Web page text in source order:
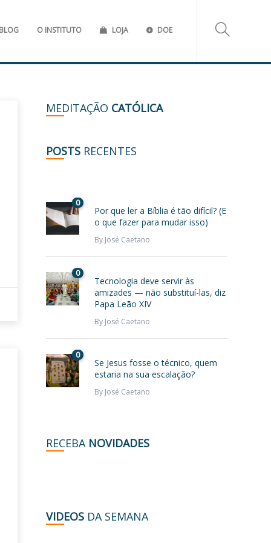
BLOG O INSTITUTO LOJA DOE
MEDITAÇÃO CATÓLICA
POSTS RECENTES
0
Por que ler a Bíblia é tão difícil? (E
o que fazer para mudar isso)
By José Caetano
0
Tecnologia deve servir às
amizades — não substituí-las, diz
Papa Leão XIV
By José Caetano
0
Se Jesus fosse o técnico, quem
estaria na sua escalação?
By José Caetano
RECEBA NOVIDADES
VIDEOS DA SEMANA